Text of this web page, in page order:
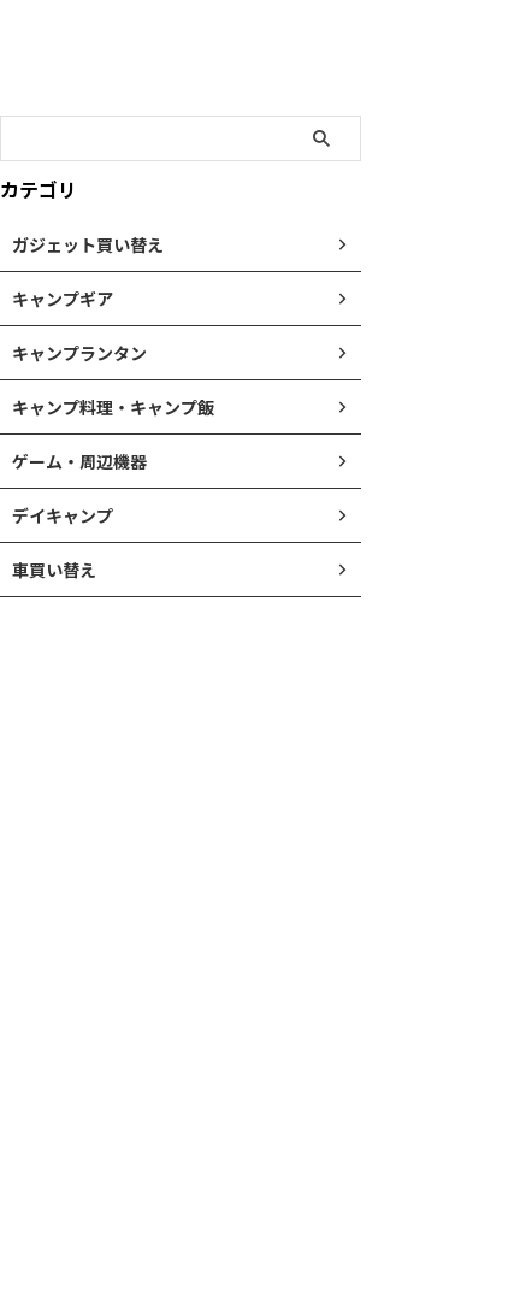
カテゴリ
ガジェット買い替え
キャンプギア
キャンプランタン
キャンプ料理・キャンプ飯
ゲーム・周辺機器
デイキャンプ
車買い替え